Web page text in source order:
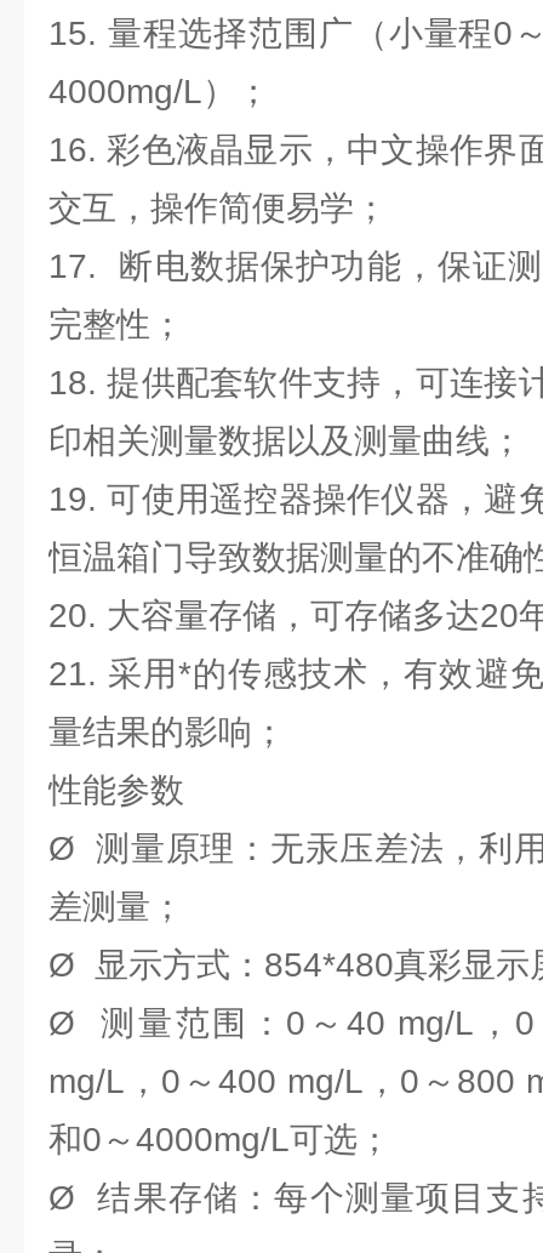
15. 量程选择范围广（小量程0
4000mg/L）；
16. 彩色液晶显示，中文操作界
交互，操作简便易学；
17. 断电数据保护功能，保证
完整性；
18. 提供配套软件支持，可连接
印相关测量数据以及测量曲线；
19. 可使用遥控器操作仪器，避
恒温箱门导致数据测量的不准确
20. 大容量存储，可存储多达20
21. 采用*的传感技术，有效避
量结果的影响；
性能参数
Ø 测量原理：无汞压差法，利
差测量；
Ø 显示方式：854*480真彩显示
Ø 测量范围：0～40 mg/L，0
mg/L，0～400 mg/L，0～800
和0～4000mg/L可选；
Ø 结果存储：每个测量项目支